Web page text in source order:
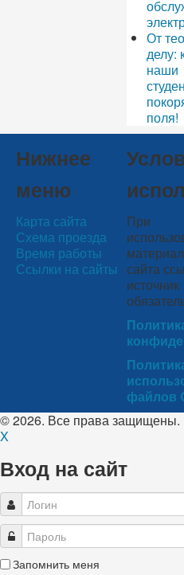
От
делу:
наши
поля!
Нижнее
меню
Карта сайта
Схема проезда
Время работы
Ссылки на сайты
При
сайта
источник
файлов
© 2026. Все права
X
Вход на сайт
Запомнить меня